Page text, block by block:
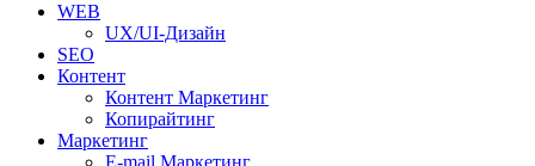
WEB
UX/UI-Дизайн
SEO
Контент
Контент Маркетинг
Копирайтинг
Маркетинг
E-mail Маркетинг